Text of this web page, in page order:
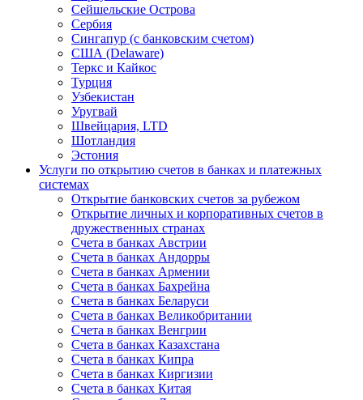
Сейшельские Острова
Сербия
Сингапур (c банковским счетом)
США (Delaware)
Теркс и Кайкос
Турция
Узбекистан
Уругвай
Швейцария, LTD
Шотландия
Эстония
Услуги по открытию счетов в банках и платежных
системах
Открытие банковских счетов за рубежом
Открытие личных и корпоративных счетов в
дружественных странах
Счета в банках Австрии
Счета в банках Андорры
Счета в банках Армении
Счета в банках Бахрейна
Счета в банках Беларуси
Счета в банках Великобритании
Счета в банках Венгрии
Счета в банках Казахстана
Счета в банках Кипра
Счета в банках Киргизии
Счета в банках Китая